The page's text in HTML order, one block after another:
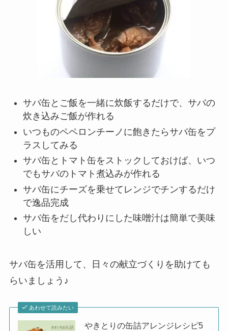
サバ缶とご飯を一緒に炊飯するだけで、サバの
炊き込みご飯が作れる
いつものペペロンチーノに飽きたらサバ缶をプ
ラスしてみる
サバ缶とトマト缶をストックしておけば、いつ
でもサバのトマト煮込みが作れる
サバ缶にチーズを乗せてレンジでチンするだけ
で逸品完成
サバ缶をだし代わりにした味噌汁は簡単で美味
しい
サバ缶を活用して、日々の献立づくりを助けても
らいましょう♪
あわせて読みたい
やきとりの缶詰アレンジレシピ5